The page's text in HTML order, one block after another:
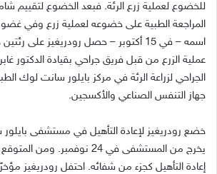
للخضوع لعملية زرع الرئة. فبعد الخضوع لتقييم
المراجعة الطبية على خضوعه لعملية زرع وفي
اسمه – في 15 أكتوبر – حصل رودريغيز على
عملية الزرع من قبل فريق جراحي بقيادة الدكتور
الجراحي لزراعة الرئة في مركز بايلور سانت لوك
جهاز التنفس الصناعي والأكسجين.
خضع رودريغيز لإعادة التأهيل في مستشفى
يخرج من المستشفى في 24 نوفمبر.